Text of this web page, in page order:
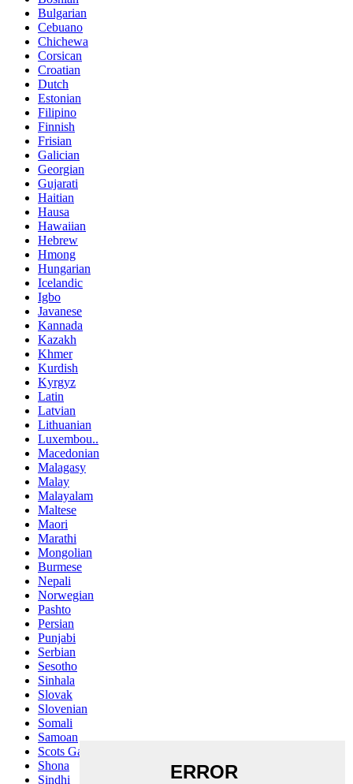
Bulgarian
Cebuano
Chichewa
Corsican
Croatian
Dutch
Estonian
Filipino
Finnish
Frisian
Galician
Georgian
Gujarati
Haitian
Hausa
Hawaiian
Hebrew
Hmong
Hungarian
Icelandic
Igbo
Javanese
Kannada
Kazakh
Khmer
Kurdish
Kyrgyz
Latin
Latvian
Lithuanian
Luxembou..
Macedonian
Malagasy
Malay
Malayalam
Maltese
Maori
Marathi
Mongolian
Burmese
Nepali
Norwegian
Pashto
Persian
Punjabi
Serbian
Sesotho
Sinhala
Slovak
Slovenian
Somali
Samoan
Scots Gaelic
Shona
Sindhi